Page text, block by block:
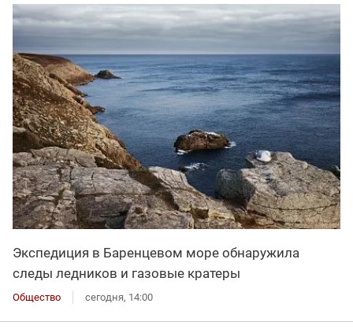
Экспедиция в Баренцевом море обнаружила
следы ледников и газовые кратеры
Общество сегодня, 14:00